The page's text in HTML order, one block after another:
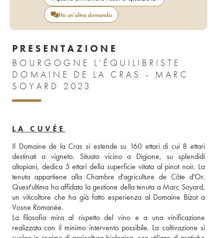
Ho un'altra domanda
PRESENTAZIONE
BOURGOGNE L'ÉQUILIBRISTE
DOMAINE DE LA CRAS - MARC
SOYARD 2023
LA CUVÉE
Il Domaine de la Cras si estende su 160 ettari di cui 8 ettari
destinati a vigneto. Situato vicino a Digione, su splendidi
altopiani, dedica 5 ettari della superficie vitata al pinot noir. La
tenuta appartiene alla Chambre d'agriculture de Côte d'Or.
Quest'ultima ha affidato la gestione della tenuta a Marc Soyard,
un viticoltore che ha già fatto esperienza al Domaine Bizot a
Vosne Romanée.
La filosofia mira al rispetto del vino e a una vinificazione
realizzata con il minimo intervento possibile. La coltivazione si